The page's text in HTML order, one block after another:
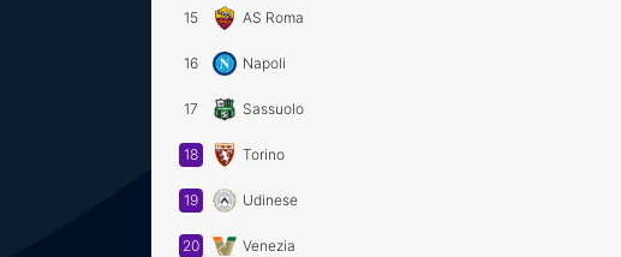
15 AS Roma
16 Napoli
17 Sassuolo
18 Torino
19 Udinese
20 Venezia